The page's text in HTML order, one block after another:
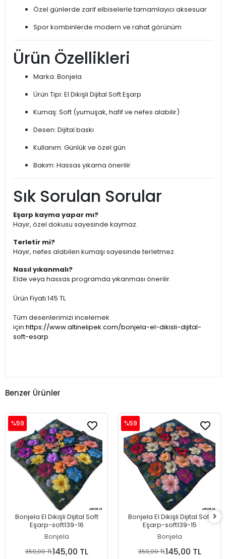
Özel günlerde zarif elbiselerle tamamlayıcı aksesuar
Spor kombinlerde modern ve rahat görünüm
Ürün Özellikleri
Marka: Bonjela
Ürün Tipi: El Dikişli Dijital Soft Eşarp
Kumaş: Soft (yumuşak, hafif ve nefes alabilir)
Desen: Dijital baskı
Kullanım: Günlük ve özel gün
Bakım: Hassas yıkama önerilir
Sık Sorulan Sorular
Eşarp kayma yapar mı?
Hayır, özel dokusu sayesinde kaymaz.
Terletir mi?
Hayır, nefes alabilen kumaşı sayesinde terletmez.
Nasıl yıkanmalı?
Elde veya hassas programda yıkanması önerilir.
Ürün Fiyatı:145 TL
Tüm desenlerimizi incelemek
için:https://www.altinelipek.com/bonjela-el-dikisli-dijital-
soft-esarp
Benzer Ürünler
Bonjela El Dikişli Dijital Soft
Eşarp-soft139-16
Bonjela
%59
350,00 TL145,00 TL
Bonjela El Dikişli Dijital Soft
Eşarp-soft139-15
Bonjela
%59
350,00 TL145,00 TL